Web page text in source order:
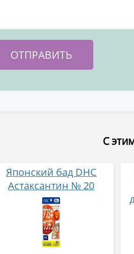
С
Японский бад DHC
Астаксантин № 20